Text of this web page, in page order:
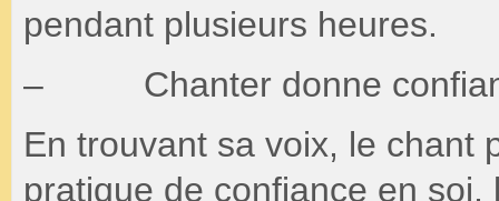
pendant plusieurs heures.
– Chanter donne
En trouvant sa voix, le chant
pratique de confiance en